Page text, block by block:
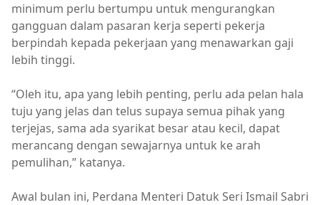
minimum perlu bertumpu untuk mengurangkan
gangguan dalam pasaran kerja seperti pekerja
berpindah kepada pekerjaan yang menawarkan gaji
lebih tinggi.
“Oleh itu, apa yang lebih penting, perlu ada pelan hala
tuju yang jelas dan telus supaya semua pihak yang
terjejas, sama ada syarikat besar atau kecil, dapat
merancang dengan sewajarnya untuk ke arah
pemulihan,” katanya.
Awal bulan ini, Perdana Menteri Datuk Seri Ismail Sabri